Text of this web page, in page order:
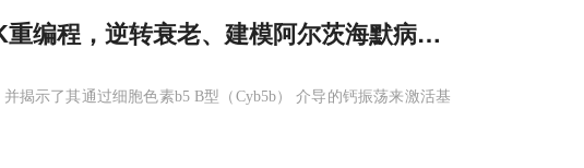
编程，逆转衰老、建模阿尔茨海默病并恢复血清素
揭示了其通过细胞色素b5 B型（Cyb5b） 介导的钙振荡来激活基